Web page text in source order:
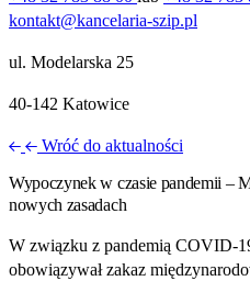
kontakt@kancelaria-szip.pl
ul. Modelarska 25
40‑142 Katowice
Wróć do aktualności
Wypoczynek w czasie pandemii –
nowych zasadach
W związku z pandemią
obowiązywał zakaz